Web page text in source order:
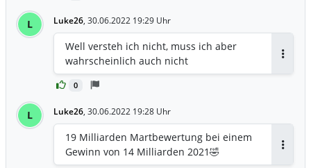
L Luke26, 30.06.2022 19:29 Uhr
0
Well versteh ich nicht, muss ich aber
wahrscheinlich auch nicht
L Luke26, 30.06.2022 19:28 Uhr
19 Milliarden Martbewertung bei einem
Gewinn von 14 Milliarden 2021🤣